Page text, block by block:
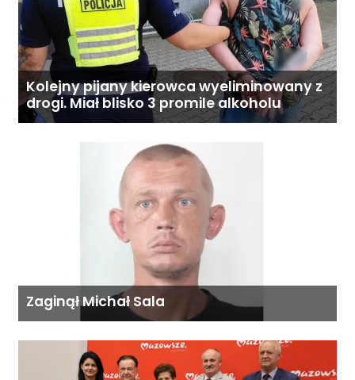
Kolejny pijany kierowca wyeliminowany z
drogi. Miał blisko 3 promile alkoholu
Zaginął Michał Sala